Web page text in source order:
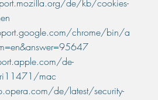
de/kb/cookies-
chrome/bin/a
de-
mac
de/latest/security-